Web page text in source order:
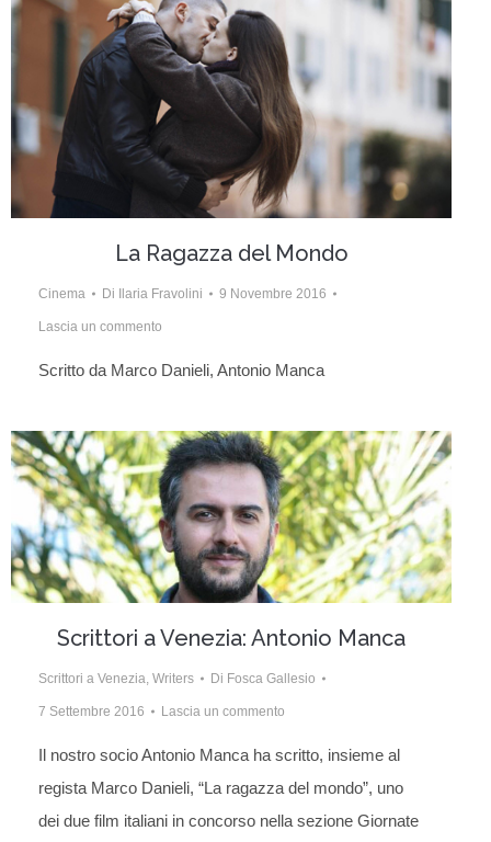
La Ragazza del Mondo
Cinema Di Ilaria Fravolini 9 Novembre 2016
Lascia un commento
Scritto da Marco Danieli, Antonio Manca
Scrittori a Venezia: Antonio Manca
Scrittori a Venezia Writers Di Fosca Gallesio
7 Settembre 2016 Lascia un commento
Il nostro socio Antonio Manca ha scritto, insieme al
regista Marco Danieli, “La ragazza del mondo”, uno
dei due film italiani in concorso nella sezione Giornate